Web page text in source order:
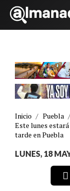
Inicio / Puebla /
Este lunes
tarde en Puebla
LUNES, 18